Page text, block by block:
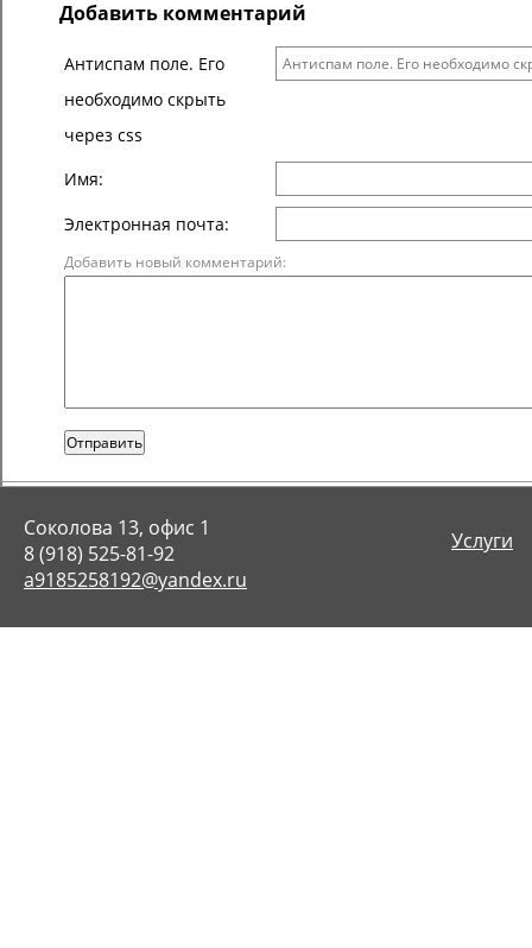
Добавить комментарий
Антиспам поле. Его
необходимо скрыть
через css
Имя:
Электронная почта:
Добавить новый комментарий:
Отправить
Соколова 13, офис 1
8 (918) 525-81-92
a9185258192@yandex.ru
Услуги